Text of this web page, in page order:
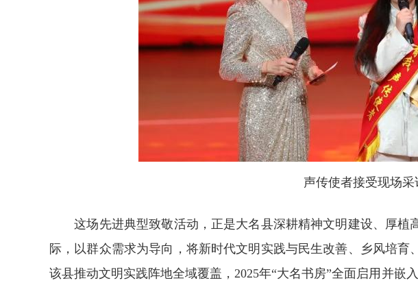
声传使者接受现场采
这场先进典型致敬活动，正是大名县深耕精神文明建设、厚植
际，以群众需求为导向，将新时代文明实践与民生改善、乡风培育
该县推动文明实践阵地全域覆盖，2025年“大名书房”全面启用并嵌